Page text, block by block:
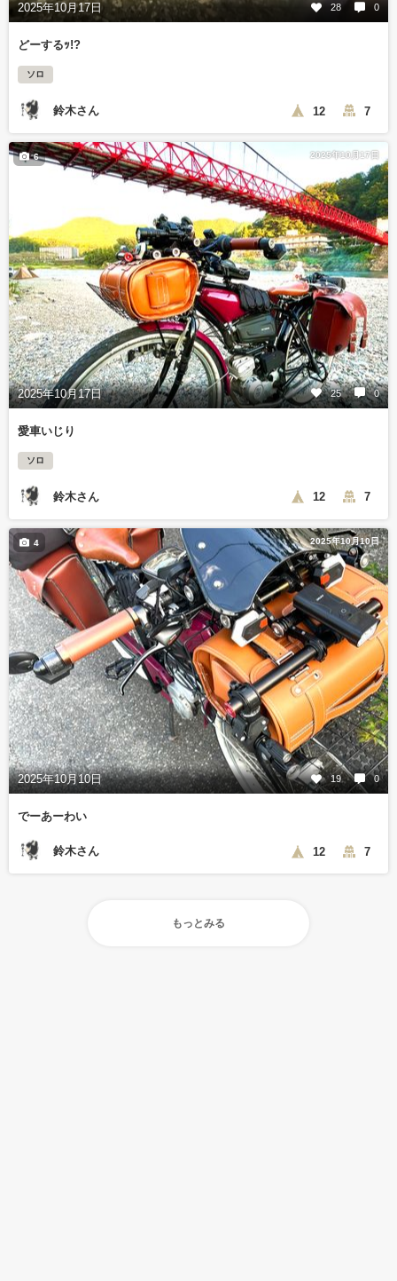
2025年10月17日 28 0
どーするｯ!?
ソロ
鈴木さん 12 7
2025年10月17日
2025年10月17日 25 0
6
愛車いじり
ソロ
鈴木さん 12 7
2025年10月10日
2025年10月10日 19 0
4
でーあーわい
鈴木さん 12 7
もっとみる